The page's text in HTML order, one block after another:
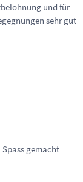
und für
sehr gut
gemacht